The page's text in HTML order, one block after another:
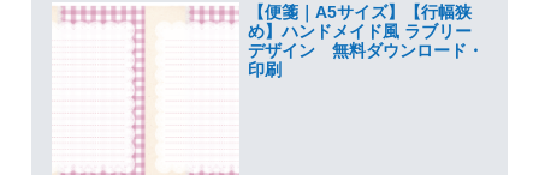
【便箋｜A5サイズ】【行幅狭
め】ハンドメイド風 ラブリー
デザイン 無料ダウンロード・
印刷